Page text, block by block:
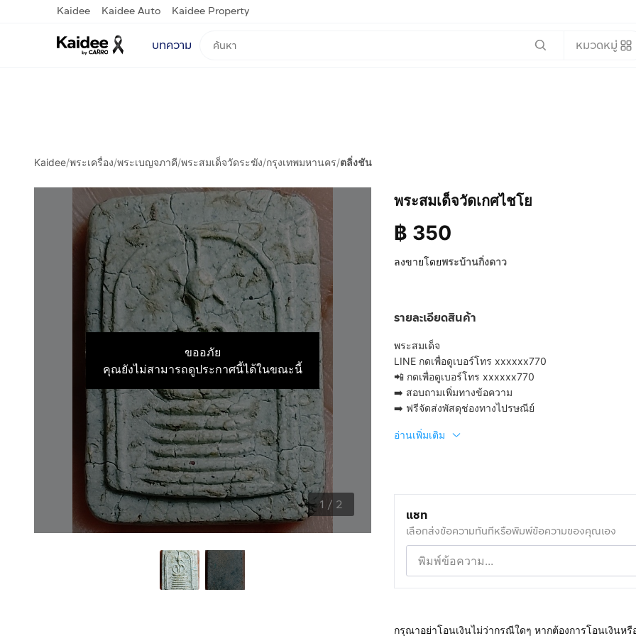
Kaidee Kaidee Auto Kaidee Property
บทความ หมวดหมู่
Kaidee/พระเครื่อง/พระเบญจภาคี/พระสมเด็จวัดระฆัง/กรุงเทพมหานคร/ตลิ่งชัน
ขออภัย
คุณยังไม่สามารถดูประกาศนี้ได้ในขณะนี้
1 / 2
พระสมเด็จวัดเกศไชโย
฿ 350
ลงขายโดยพระบ้านกิ่งดาว
รายละเอียดสินค้า
พระสมเด็จ
LINE กดเพื่อดูเบอร์โทร xxxxxx770
📲 กดเพื่อดูเบอร์โทร xxxxxx770
➡️ สอบถามเพิ่มทางข้อความ
➡️ ฟรีจัดส่งพัสดุช่องทางไปรษณีย์
อ่านเพิ่มเติม
แชท
เลือกส่งข้อความทันทีหรือพิมพ์ข้อความของคุณเอง
กรุณาอย่าโอนเงินไม่ว่ากรณีใดๆ หากต้องการโอนเงินห